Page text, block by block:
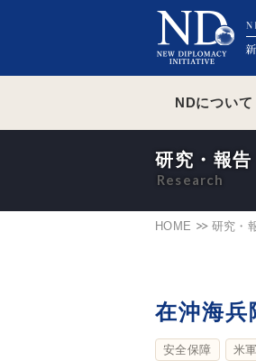
NDについて
HOME 研究・
研究・報告
在沖海
安全保障 米